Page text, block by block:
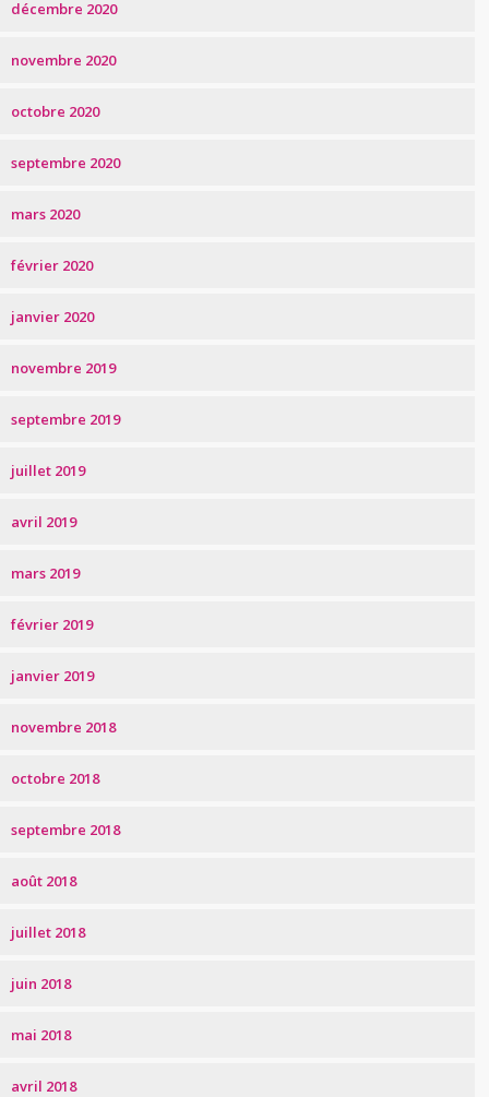
décembre 2020
novembre 2020
octobre 2020
septembre 2020
mars 2020
février 2020
janvier 2020
novembre 2019
septembre 2019
juillet 2019
avril 2019
mars 2019
février 2019
janvier 2019
novembre 2018
octobre 2018
septembre 2018
août 2018
juillet 2018
juin 2018
mai 2018
avril 2018